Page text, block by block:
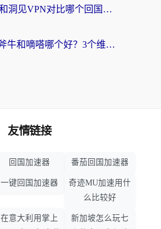
ChickCN VPN和洞见VPN对比哪个回国效果更好？海外党亲测3款加速器+避坑指南
海外党必看：斧牛和嘀嗒哪个好？3个维度教你选对回国加速器
友情链接
回国加速器 番茄回国加速器
一键回国加速器
奇迹MU加速用什
么比较好
在意大利用掌上
新加坡怎么玩七